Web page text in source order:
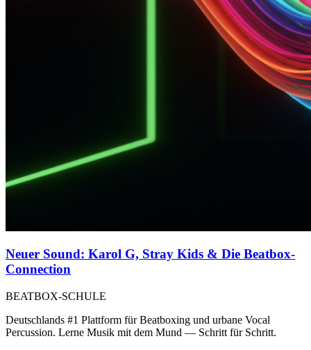
Neuer Sound: Karol G, Stray Kids & Die Beatbox-
Connection
BEATBOX-SCHULE
Deutschlands #1 Plattform für Beatboxing und urbane Vocal
Percussion. Lerne Musik mit dem Mund — Schritt für Schritt.